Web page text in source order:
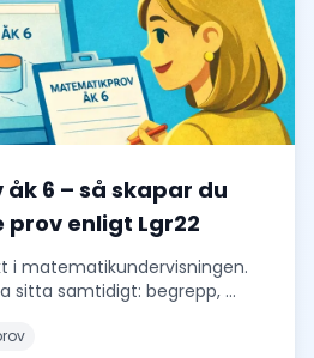
6 – så skapar du
enligt Lgr22
i matematikundervisningen.
sitta samtidigt: begrepp, ...